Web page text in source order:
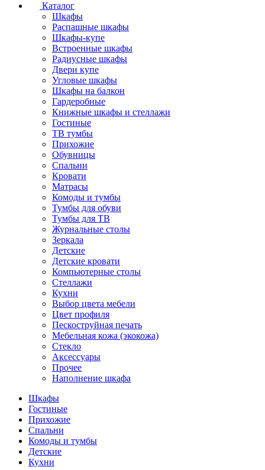
Каталог
Шкафы
Распашные шкафы
Шкафы-купе
Встроенные шкафы
Радиусные шкафы
Двери купе
Угловые шкафы
Шкафы на балкон
Гардеробные
Книжные шкафы и стеллажи
Гостиные
ТВ тумбы
Прихожие
Обувницы
Спальни
Кровати
Матрасы
Комоды и тумбы
Тумбы для обуви
Тумбы для ТВ
Журнальные столы
Зеркала
Детские
Детские кровати
Компьютерные столы
Стеллажи
Кухни
Выбор цвета мебели
Цвет профиля
Пескоструйная печать
Мебельная кожа (экокожа)
Стекло
Аксессуары
Прочее
Наполнение шкафа
Шкафы
Гостиные
Прихожие
Спальни
Комоды и тумбы
Детские
Кухни